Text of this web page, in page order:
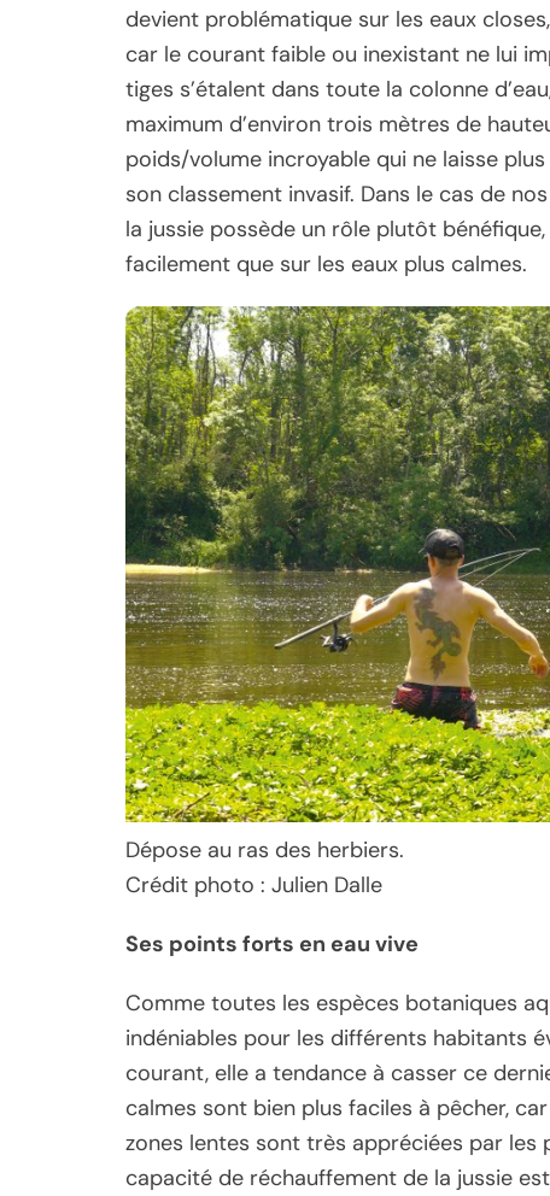
devient problématique sur les eaux
car le courant faible ou inexistant ne lui
tiges s’étalent dans toute la colonne
maximum d’environ trois mètres de
poids/volume incroyable qui ne laisse
son classement invasif. Dans le cas de
la jussie possède un rôle plutôt
facilement que sur les eaux plus calmes.
Dépose au ras des herbiers.
Crédit photo : Julien Dalle
Ses points forts en eau vive
Comme toutes les espèces botaniques
indéniables pour les différents habitants
courant, elle a tendance à casser ce
calmes sont bien plus faciles à pêcher,
zones lentes sont très appréciées par
capacité de réchauffement de la jussie